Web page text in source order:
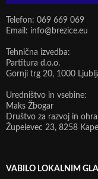
Telefon: 069 669 069
Email: info@brezice.eu
Tehnična izvedba:
Partitura d.o.o.
Gornji trg 20, 1000
Uredništvo in vsebine:
Maks Žbogar
Društvo za razvoj in
Župelevec 23, 8258
VABILO LOKALNIM